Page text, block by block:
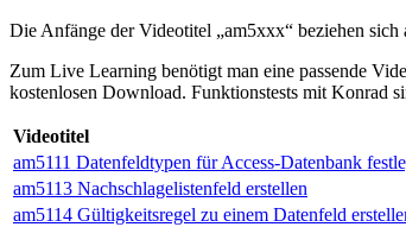
Die Anfänge der Videotitel „am5xxx“ beziehen
Zum Live Learning benötigt man eine passende
kostenlosen Download. Funktionstests mit Konrad
Videotitel
am5111 Datenfeldtypen für Access-Datenbank
am5113 Nachschlagelistenfeld erstellen
am5114 Gültigkeitsregel zu einem Datenfeld